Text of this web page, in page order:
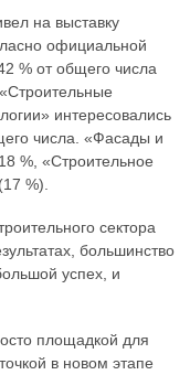
на выставку
официальной
% от общего числа
интересовались
числа. «Фасады и
%, «Строительное
%).
сектора
большинство
успех, и
площадкой для
в новом этапе